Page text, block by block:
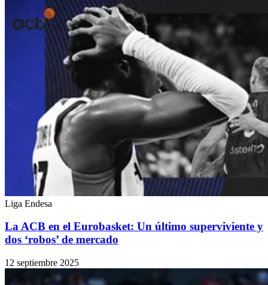
Liga Endesa
La ACB en el Eurobasket: Un último superviviente y
dos ‘robos’ de mercado
12 septiembre 2025